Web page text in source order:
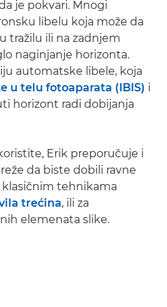
je pokvari. Mnogi
libelu koja može da
tražilu ili na zadnjem
naginjanje horizonta.
automatske libele, koja
u telu fotoaparata (IBIS) i
horizont radi dobijanja
Erik preporučuje i
da biste dobili ravne
tehnikama
trećina, ili za
elemenata slike.